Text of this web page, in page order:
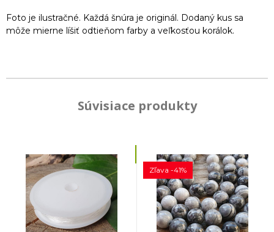
Foto je ilustračné. Každá šnúra je originál. Dodaný kus sa
môže mierne líšiť odtieňom farby a veľkosťou korálok.
Súvisiace produkty
Zľava -41%